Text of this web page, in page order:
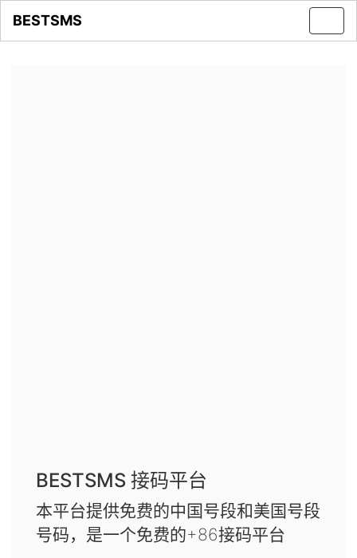
BESTSMS
BESTSMS 接码平台
本平台提供免费的中国号段和美国号段
号码，是一个免费的+86接码平台